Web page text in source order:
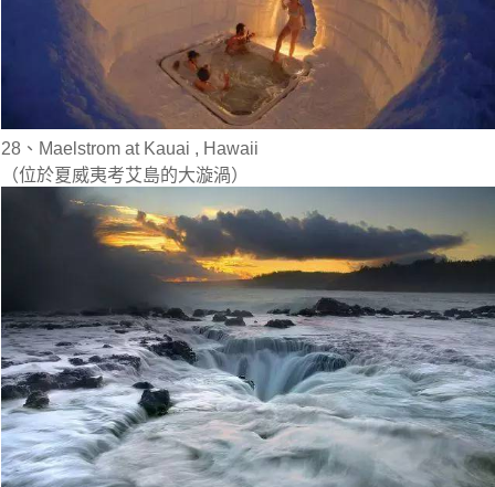
28、Maelstrom at Kauai , Hawaii
（位於夏威夷考艾島的大漩渦）